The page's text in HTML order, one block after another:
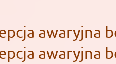
awaryjna
awaryjna